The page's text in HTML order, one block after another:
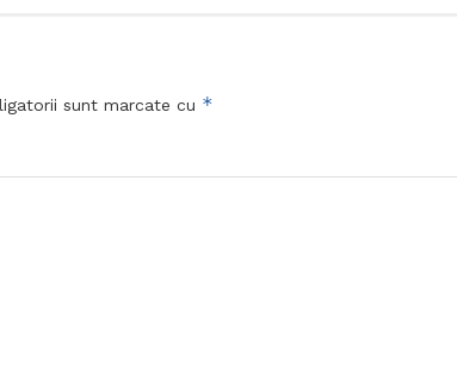
sunt marcate cu *